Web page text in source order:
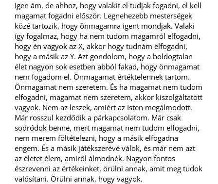
Igen ám, de ahhoz, hogy valakit el tudjak fogadni, el kell
magamat fogadni először. Legnehezebb mesterségek
közé tartozik, hogy önmagamra igent mondjak. Valaki
így fogalmaz, hogy ha nem tudom magamról elfogadni,
hogy én vagyok az X, akkor hogy tudnám elfogadni,
hogy a másik az Y. Azt gondolom, hogy a boldogtalan
élet nagyon sok esetben abból fakad, hogy önmagamat
nem fogadom el. Önmagamat értéktelennek tartom.
Önmagamat nem szeretem. És ha magamat nem tudom
elfogadni, magamat nem szeretem, akkor kiszolgáltatott
vagyok. Nem az leszek, amiért az Isten megálmodott.
Már rosszul kezdődik a párkapcsolatom. Már csak
sodródok benne, mert magamat nem tudom elfogadni,
nem merem föltételezni, hogy a másik elfogadna
engem. És a másik játékszerévé válok, és már nem azt
az életet élem, amiről álmodnék. Nagyon fontos
észrevenni az értékeinket, örülni annak, amit meg tudok
valósítani. Örülni annak, hogy vagyok.